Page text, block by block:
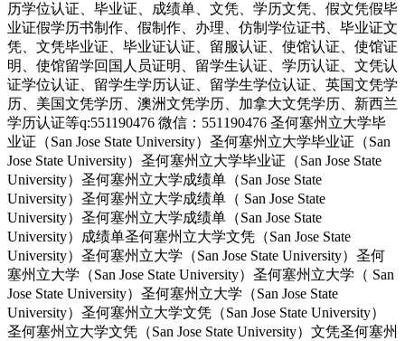
历学位认证、毕业证、成绩单、文凭、学历文凭、假文凭假毕
业证假学历书制作、假制作、办理、仿制学位证书、毕业证文
凭、文凭毕业证、毕业证认证、留服认证、使馆认证、使馆证
明、使馆留学回国人员证明、留学生认证、学历认证、文凭认
证学位认证、留学生学历认证、留学生学位认证、英国文凭学
历、美国文凭学历、澳洲文凭学历、加拿大文凭学历、新西兰
学历认证等q:551190476 微信：551190476 圣何塞州立大学毕
业证（San Jose State University）圣何塞州立大学毕业证（San
Jose State University）圣何塞州立大学毕业证（San Jose State
University）圣何塞州立大学成绩单（San Jose State
University）圣何塞州立大学成绩单（ San Jose State
University）圣何塞州立大学成绩单（San Jose State
University）成绩单圣何塞州立大学文凭（San Jose State
University）圣何塞州立大学（San Jose State University）圣何
塞州立大学（San Jose State University）圣何塞州立大学（ San
Jose State University）圣何塞州立大学（San Jose State
University）圣何塞州立大学文凭（San Jose State University）
圣何塞州立大学文凭（San Jose State University）文凭圣何塞州